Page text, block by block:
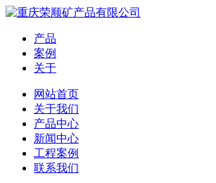
产品
案例
关于
网站首页
关于我们
产品中心
新闻中心
工程案例
联系我们